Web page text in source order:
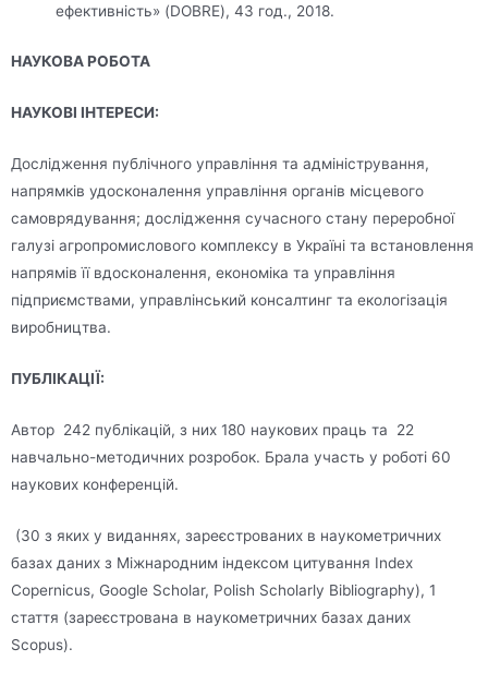
ефективність» (DOBRE), 43 год., 2018.
НАУКОВА РОБОТА
НАУКОВІ ІНТЕРЕСИ:
Дослідження публічного управління та адміністрування,
напрямків удосконалення управління органів місцевого
самоврядування; дослідження сучасного стану переробної
галузі агропромислового комплексу в Україні та встановлення
напрямів її вдосконалення, економіка та управління
підприємствами, управлінський консалтинг та екологізація
виробництва.
ПУБЛІКАЦІЇ:
Автор 242 публікацій, з них 180 наукових праць та 22
навчально-методичних розробок. Брала участь у роботі 60
наукових конференцій.
(30 з яких у виданнях, зареєстрованих в наукометричних
базах даних з Міжнародним індексом цитування Index
Copernicus, Google Scholar, Polish Scholarly Bibliography), 1
стаття (зареєстрована в наукометричних базах даних
Scopus).